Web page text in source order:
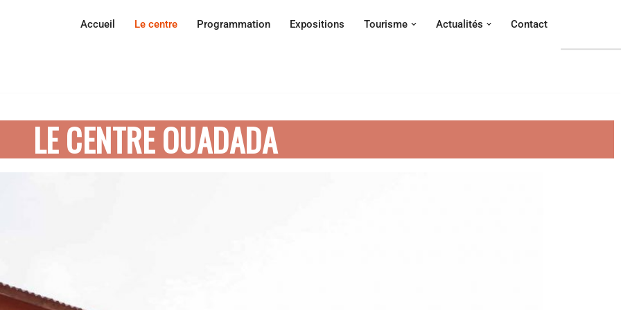
Accueil Le centre Programmation Expositions Tourisme Actualités Contact
LE CENTRE OUADADA